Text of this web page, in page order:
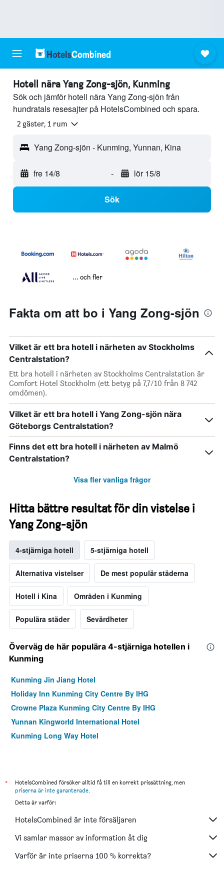
Hotell nära Yang Zong-sjön, Kunming
Sök och jämför hotell nära Yang Zong-sjön från
hundratals resesajter på HotelsCombined och spara.
2 gäster, 1 rum
Yang Zong-sjön - Kunming, Yunnan, Kina
fre 14/8 - lör 15/8
Sök
... och fler
Fakta om att bo i Yang Zong-sjön
Vilket är ett bra hotell i närheten av Stockholms
Centralstation?
Ett bra hotell i närheten av Stockholms Centralstation är
Comfort Hotel Stockholm (ett betyg på 7,7/10 från 8 742
omdömen).
Vilket är ett bra hotell i Yang Zong-sjön nära
Göteborgs Centralstation?
Finns det ett bra hotell i närheten av Malmö
Centralstation?
Visa fler vanliga frågor
Hitta bättre resultat för din vistelse i
Yang Zong-sjön
4-stjärniga hotell 5-stjärniga hotell
Alternativa vistelser De mest populär städerna
Hotell i Kina Områden i Kunming
Populära städer Sevärdheter
Överväg de här populära 4-stjärniga hotellen i
Kunming
Kunming Jin Jiang Hotel
Holiday Inn Kunming City Centre By IHG
Crowne Plaza Kunming City Centre By IHG
Yunnan Kingworld International Hotel
Kunming Long Way Hotel
*
HotelsCombined försöker alltid få till en korrekt prissättning, men
priserna är inte garanterade.
Detta är varför:
HotelsCombined är inte försäljaren
Vi samlar massor av information åt dig
Varför är inte priserna 100 % korrekta?